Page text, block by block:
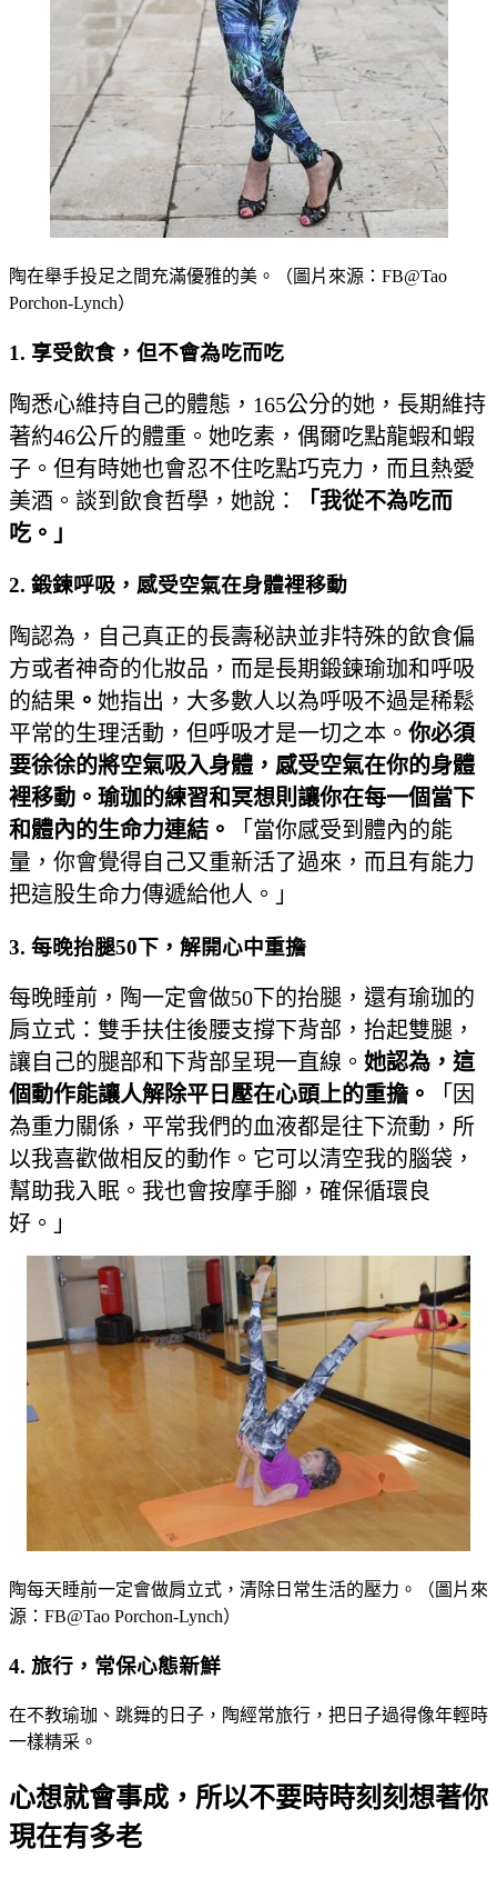
陶在舉手投足之間充滿優雅的美。（圖片來源：FB@Tao
Porchon-Lynch）
1. 享受飲食，但不會為吃而吃
陶悉心維持自己的體態，165公分的她，長期維持
著約46公斤的體重。她吃素，偶爾吃點龍蝦和蝦
子。但有時她也會忍不住吃點巧克力，而且熱愛
美酒。談到飲食哲學，她說：
「我從不為吃而
吃。」
2. 鍛鍊呼吸，感受空氣在身體裡移動
陶認為，自己真正的長壽秘訣並非特殊的飲食偏
方或者神奇的化妝品，而是長期鍛鍊瑜珈和呼吸
的結果 。 她指出，大多數人以為呼吸不過是稀鬆
平常的生理活動，但呼吸才是一切之本。 你必須
要徐徐的將空氣吸入身體，感受空氣在你的身體
裡移動。瑜珈的練習和冥想則讓你在每一個當下
和體內的生命力連結。
「當你感受到體內的能
量，你會覺得自己又重新活了過來，而且有能力
把這股生命力傳遞給他人。」
3. 每晚抬腿50下，解開心中重擔
每晚睡前，陶一定會做50下的抬腿，還有瑜珈的
肩立式：雙手扶住後腰支撐下背部，抬起雙腿，
讓自己的腿部和下背部呈現一直線。 她認為，這
個動作能讓人解除平日壓在心頭上的重擔。
「因
為重力關係，平常我們的血液都是往下流動，所
以我喜歡做相反的動作。它可以清空我的腦袋，
幫助我入眠。我也會按摩手腳，確保循環良
好。」
陶每天睡前一定會做肩立式，清除日常生活的壓力。（圖片來
源：FB@Tao Porchon-Lynch）
4. 旅行，常保心態新鮮
在不教瑜珈、跳舞的日子，陶經常旅行，把日子過得像年輕時
一樣精采。
心想就會事成，所以不要時時刻刻想著你
現在有多老